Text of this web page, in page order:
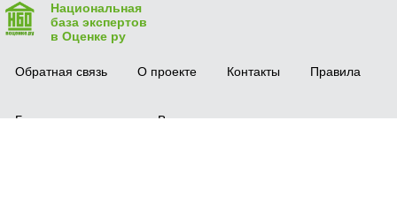
Национальная
база экспертов
в Оценке ру
Обратная связь О проекте Контакты Правила
Безопасная сделка Вопрос-ответ